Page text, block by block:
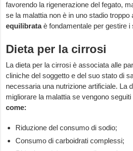
favorendo la rigenerazione del fegato,
se la malattia non è in uno stadio
equilibrataè fondamentale per gestire i
Dieta per la cirrosi
La dieta per la cirrosi è associata alle
cliniche del soggetto e del suo stato di
necessaria una nutrizione artificiale. La
migliorare la malattia se vengono seguiti
come:
Riduzione del consumo di sodio;
Consumo di carboidrati complessi;